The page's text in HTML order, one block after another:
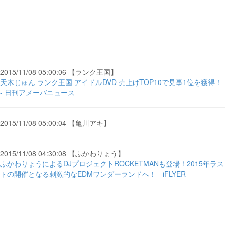
2015/11/08 05:00:06 【ランク王国】
天木じゅん ランク王国 アイドルDVD 売上げTOP10で見事1位を獲得！
- 日刊アメーバニュース
2015/11/08 05:00:04 【亀川アキ】
2015/11/08 04:30:08 【ふかわりょう】
ふかわりょうによるDJプロジェクトROCKETMANも登場！2015年ラス
トの開催となる刺激的なEDMワンダーランドへ！ - iFLYER